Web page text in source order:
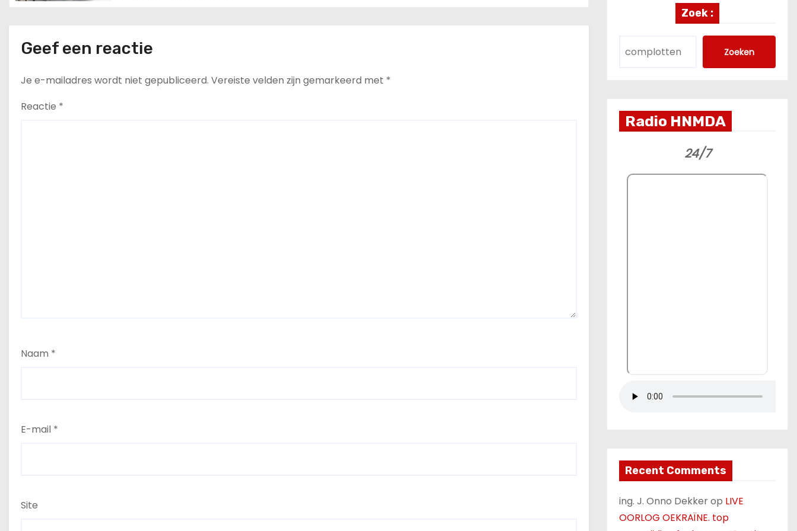
Geef een reactie
Je e-mailadres wordt niet gepubliceerd. Vereiste velden zijn gemarkeerd met *
Reactie *
Naam *
E-mail *
Site
Zoek :
Zoeken
Radio HNMDA
24/7
Recent Comments
ing. J. Onno Dekkerop LIVE
OORLOG OEKRAÏNE. top